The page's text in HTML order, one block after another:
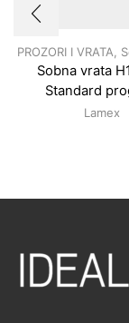
PROZORI I VRATA
Sobna vrata
Standard
Lamex